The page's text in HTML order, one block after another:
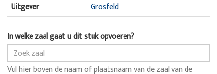
Uitgever
Grosfeld
In welke zaal gaat u dit stuk opvoeren?
Vul hier boven de naam of plaatsnaam van de zaal van de